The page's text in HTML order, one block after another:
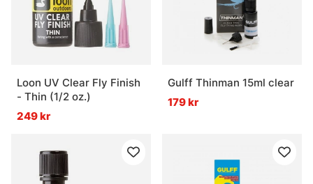
Loon UV Clear Fly Finish
- Thin (1/2 oz.)
249 kr
Gulff Thinman 15ml clear
179 kr